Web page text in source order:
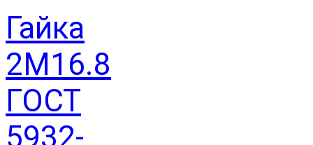
Гайка
2М16.8
ГОСТ
5932-